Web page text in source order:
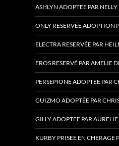
ASHLYN ADOPTEE PAR
ONLY RESERVÉE ADOPTION
ELECTRA RESERVÉE PAR
EROS RESERVÉ PAR AMELIE
PERSEPIONE ADOPTEE PAR
GUIZMO ADOPTÉE PAR
GILLY ADOPTEE PAR
KURBY PRISEE EN CHERAGE